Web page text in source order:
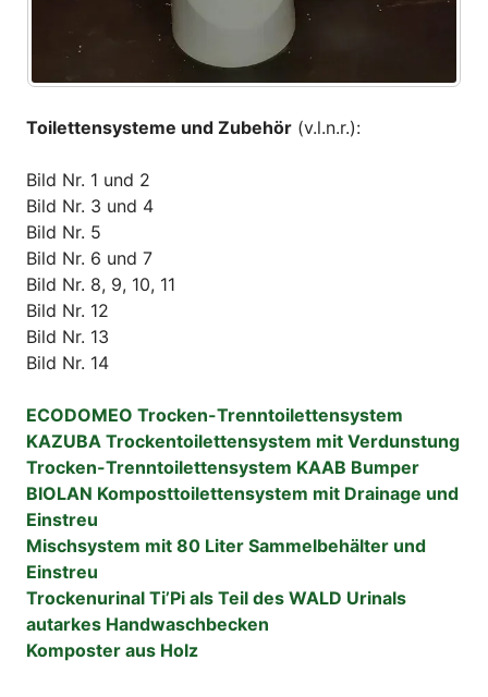
Toilettensysteme und Zubehör (v.l.n.r.):
Bild Nr. 1 und 2
Bild Nr. 3 und 4
Bild Nr. 5
Bild Nr. 6 und 7
Bild Nr. 8, 9, 10, 11
Bild Nr. 12
Bild Nr. 13
Bild Nr. 14
ECODOMEO Trocken-Trenntoilettensystem
KAZUBA Trockentoilettensystem mit Verdunstung
Trocken-Trenntoilettensystem KAAB Bumper
BIOLAN Komposttoilettensystem mit Drainage und
Einstreu
Mischsystem mit 80 Liter Sammelbehälter und
Einstreu
Trockenurinal Ti’Pi als Teil des WALD Urinals
autarkes Handwaschbecken
Komposter aus Holz